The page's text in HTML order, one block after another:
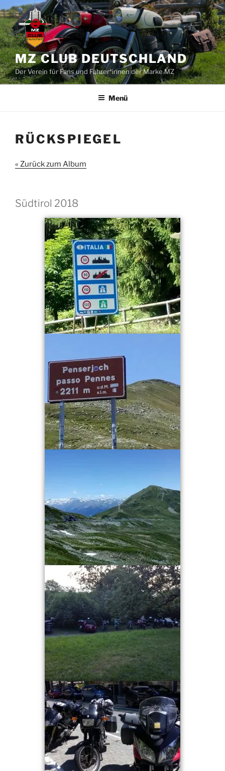
Zum
Inhalt
springen
MZ CLUB DEUTSCHLAND
Der Verein für Fans und Fahrer*innen der Marke MZ
Menü
RÜCKSPIEGEL
« Zurück zum Album
Südtirol 2018